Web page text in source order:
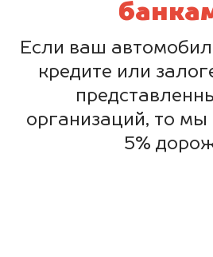
Если ваш
кредите или
организаций, то мы
5%